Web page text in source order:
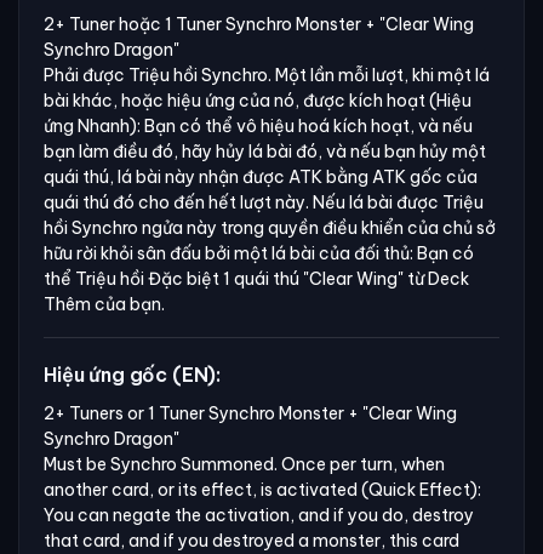
2+ Tuner hoặc 1 Tuner Synchro Monster + "Clear Wing
Synchro Dragon"
Phải được Triệu hồi Synchro. Một lần mỗi lượt, khi một lá
bài khác, hoặc hiệu ứng của nó, được kích hoạt (Hiệu
ứng Nhanh): Bạn có thể vô hiệu hoá kích hoạt, và nếu
bạn làm điều đó, hãy hủy lá bài đó, và nếu bạn hủy một
quái thú, lá bài này nhận được ATK bằng ATK gốc của
quái thú đó cho đến hết lượt này. Nếu lá bài được Triệu
hồi Synchro ngửa này trong quyền điều khiển của chủ sở
hữu rời khỏi sân đấu bởi một lá bài của đối thủ: Bạn có
thể Triệu hồi Đặc biệt 1 quái thú "Clear Wing" từ Deck
Thêm của bạn.
Hiệu ứng gốc (EN):
2+ Tuners or 1 Tuner Synchro Monster + "Clear Wing
Synchro Dragon"
Must be Synchro Summoned. Once per turn, when
another card, or its effect, is activated (Quick Effect):
You can negate the activation, and if you do, destroy
that card, and if you destroyed a monster, this card